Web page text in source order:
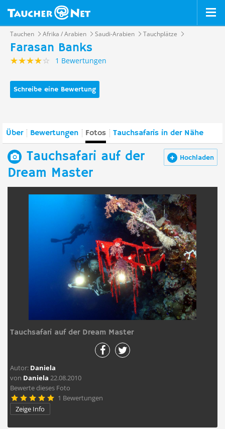
Tauchen Afrika / Arabien Saudi-Arabien Tauchplätze
Farasan Banks
1 Bewertungen
Schreibe eine Bewertung
Über Bewertungen Fotos Tauchsafaris in der Nähe
Hochladen
Tauchsafari auf der
Dream Master
Tauchsafari auf der Dream Master
Autor: Daniela
von Daniela 22.08.2010
Bewerte dieses Foto
     1 Bewertungen
Zeige Info